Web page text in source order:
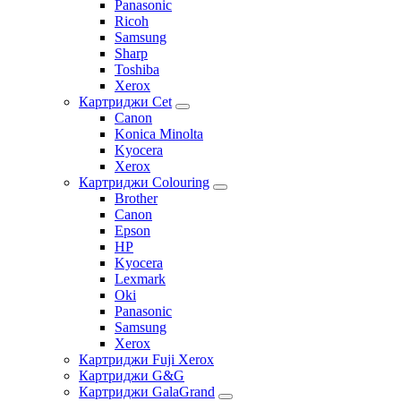
Panasonic
Ricoh
Samsung
Sharp
Toshiba
Xerox
Картриджи Cet
Canon
Konica Minolta
Kyocera
Xerox
Картриджи Colouring
Brother
Canon
Epson
HP
Kyocera
Lexmark
Oki
Panasonic
Samsung
Xerox
Картриджи Fuji Xerox
Картриджи G&G
Картриджи GalaGrand